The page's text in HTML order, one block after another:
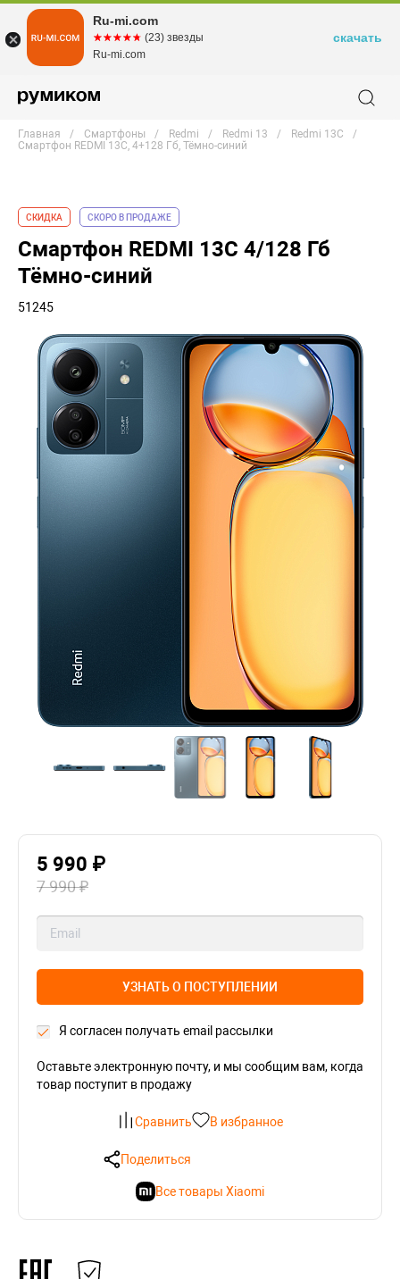
Главная Смартфоны Redmi Redmi 13
Redmi 13C
Смартфон REDMI 13C, 4+128 Гб, Тёмно-синий
СКИДКА СКОРО В ПРОДАЖЕ
Смартфон REDMI 13C 4/128 Гб
Тёмно-синий
51245
5 990 ₽
7 990 ₽
УЗНАТЬ О ПОСТУПЛЕНИИ
Я согласен получать email рассылки
Оставьте электронную почту, и мы сообщим вам, когда
товар поступит в продажу
Сравнить В избранное
Поделиться
Все товары Xiaomi
Ru-mi.com
☆☆☆☆☆
★★★★★ (23) звезды
Ru-mi.com
скачать